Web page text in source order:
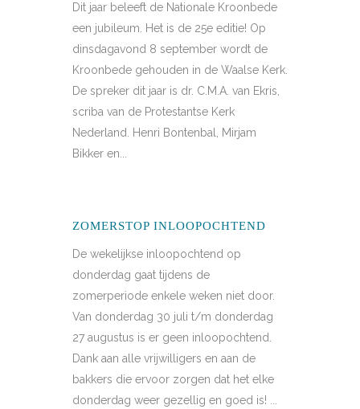
Dit jaar beleeft de Nationale Kroonbede
een jubileum. Het is de 25e editie! Op
dinsdagavond 8 september wordt de
Kroonbede gehouden in de Waalse Kerk.
De spreker dit jaar is dr. C.M.A. van Ekris,
scriba van de Protestantse Kerk
Nederland. Henri Bontenbal, Mirjam
Bikker en...
ZOMERSTOP INLOOPOCHTEND
De wekelijkse inloopochtend op
donderdag gaat tijdens de
zomerperiode enkele weken niet door.
Van donderdag 30 juli t/m donderdag
27 augustus is er geen inloopochtend.
Dank aan alle vrijwilligers en aan de
bakkers die ervoor zorgen dat het elke
donderdag weer gezellig en goed is! ...